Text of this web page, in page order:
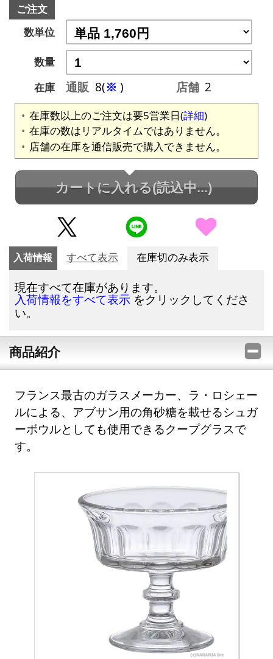
ご注文
数単位
数量
在庫
通販 8(※ ) 店舗 2
在庫数以上のご注文は要5営業日(詳細)
在庫の数はリアルタイムではありません。
店舗の在庫を通信販売で購入できません。
カートに入れる(読込中...)
入荷情報 すべて表示 在庫切のみ表示
現在すべて在庫があります。
入荷情報をすべて表示 をクリックしてくださ
い。
商品紹介
フランス最古のガラスメーカー、ラ・ロシェー
ルによる、アブサン用の角砂糖を載せるシュガ
ーボウルとしても使用できるクープグラスで
す。